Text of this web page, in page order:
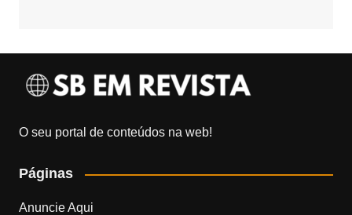
O seu portal de conteúdos na web!
Páginas
Anuncie Aqui